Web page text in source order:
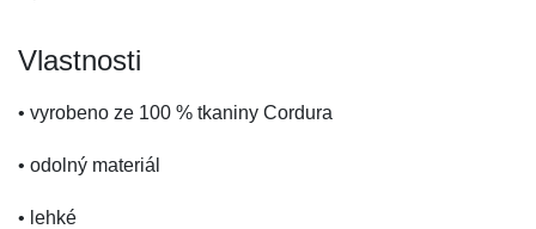
Vlastnosti
• vyrobeno ze 100 % tkaniny Cordura
• odolný materiál
• lehké